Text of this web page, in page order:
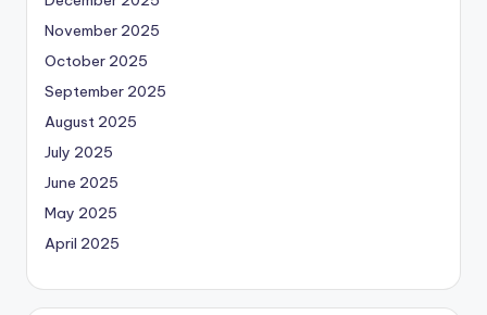
November 2025
October 2025
September 2025
August 2025
July 2025
June 2025
May 2025
April 2025